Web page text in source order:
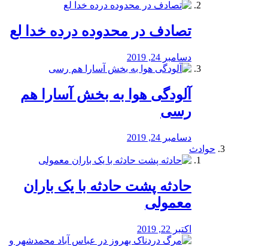
تصادف در محدوده درده خدا لع
دسامبر 24, 2019
آلودگی هوا به بخش آسارا هم
رسی
دسامبر 24, 2019
حوادث
️حادثه پشت حادثه با یک باران
معمولی
اکتبر 22, 2019